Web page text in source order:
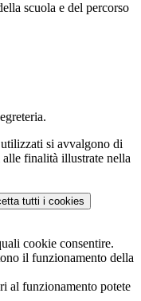
scuola e del percorso
si avvalgono di
finalità illustrate nella
tutti i cookies
cookie consentire.
il funzionamento della
al funzionamento potete